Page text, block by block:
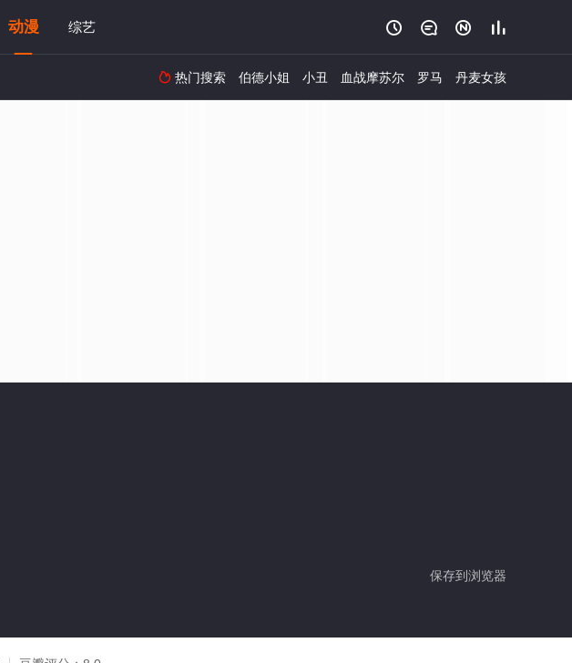
动漫 综艺    
 热门搜索 伯德小姐 小丑 血战摩苏尔 罗马 丹麦女孩
保存到浏览器